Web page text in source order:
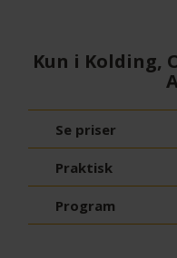
Kun i Kolding,
Se priser
Praktisk
Program